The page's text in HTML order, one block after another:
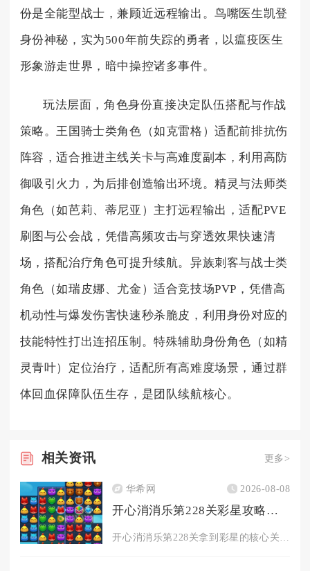
份是全能型战士，兼顾近远程输出。鸟嘴医生凯登
身份神秘，实为500年前失踪的勇者，以瘟疫医生
形象游走世界，暗中操控诸多事件。
玩法层面，角色身份直接决定队伍搭配与作战
策略。王国骑士类角色（如克雷格）适配前排抗伤
阵容，适合推进主线关卡与高难度副本，利用高防
御吸引火力，为后排创造输出环境。精灵与法师类
角色（如芭莉、蒂尼亚）主打远程输出，适配PVE
刷图与公会战，凭借高频攻击与穿透效果快速清
场，搭配治疗角色可提升续航。异族刺客与战士类
角色（如瑞皮娜、尤金）适合竞技场PVP，凭借高
机动性与爆发伤害快速秒杀脆皮，利用身份对应的
技能特性打出连招压制。特殊辅助身份角色（如精
灵青叶）定位治疗，适配所有高难度场景，通过群
体回血保障队伍生存，是团队续航核心。
相关资讯 更多>
华希网 2026-08-08
开心消消乐第228关彩星攻略的关键是什么